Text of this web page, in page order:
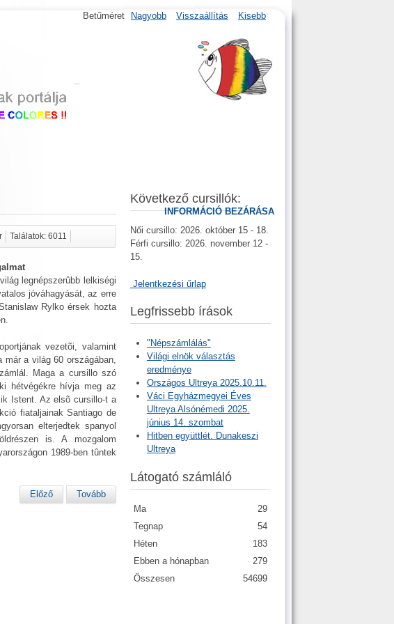
Betűméret Nagyobb Visszaállítás Kisebb
Találatok: 6011
legnépszerûbb lelkiségi
jóváhagyását, az erre
Rylko érsek hozta
vezetõi, valamint
már a világ 60 országában,
Maga a cursillo szó
hétvégékre hívja meg az
Istent. Az elsõ cursillo-t a
fiataljainak Santiago de
elterjedtek spanyol
is. A mozgalom
1989-ben tûntek
Előző Tovább
INFORMÁCIÓ BEZÁRÁSA
Következő cursillók:
Női cursillo: 2026. október 15 - 18.
Férfi cursillo: 2026. november 12 -
15.
Jelentkezési űrlap
Legfrissebb írások
"Népszámlálás"
Világi elnök választás
eredménye
Országos Ultreya 2025.10.11.
Váci Egyházmegyei Éves
Ultreya Alsónémedi 2025.
június 14. szombat
Hitben együttlét. Dunakeszi
Ultreya
Látogató számláló
Ma
29
Tegnap
54
Héten
183
Ebben a hónapban
279
Összesen
54699